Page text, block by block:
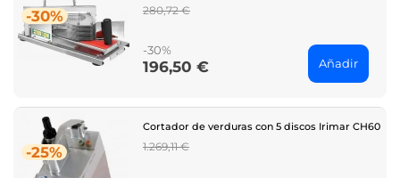
-30%
Regular
280,72 €
-30%
Price
196,50 € Añadir
-25%
Cortador de verduras con 5 discos Irimar CH60
Regular
1.269,11 €